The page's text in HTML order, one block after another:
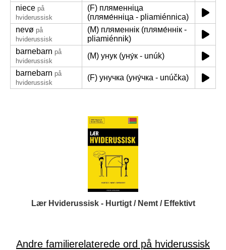
niece på
hviderussisk
(F) пляменніца
(пляме́нніца - pliamiénnica)
nevø på
hviderussisk
(M) пляменнік (пляме́ннік -
pliamiénnik)
barnebarn på
hviderussisk
(M) унук (уну́к - unúk)
barnebarn på
hviderussisk
(F) унучка (уну́чка - unúčka)
Lær Hviderussisk - Hurtigt / Nemt / Effektivt
Andre familierelaterede ord på hviderussisk